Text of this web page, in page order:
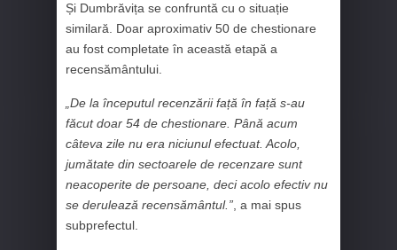
Și Dumbrăvița se confruntă cu o situație
similară. Doar aproximativ 50 de chestionare
au fost completate în această etapă a
recensământului.
„De la începutul recenzării față în față s-au
făcut doar 54 de chestionare. Până acum
câteva zile nu era niciunul efectuat. Acolo,
jumătate din sectoarele de recenzare sunt
neacoperite de persoane, deci acolo efectiv nu
se derulează recensământul.” , a mai spus
subprefectul.